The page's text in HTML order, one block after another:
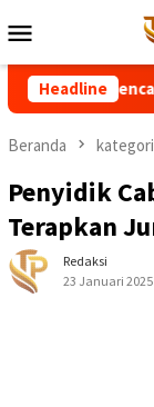
ke
kontenMobile
Headline
Angin Kencang
Beranda kategori
Penyidik
Terapkan
Redaksi
23 Januari 2025